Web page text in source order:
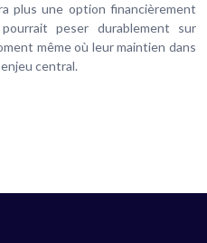
plus une option financièrement
peser durablement sur
même où leur maintien dans
central.